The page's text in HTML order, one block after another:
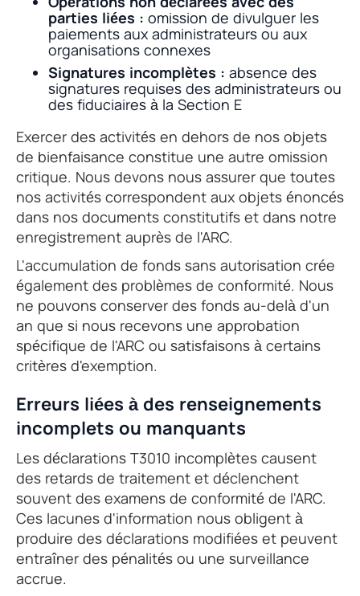
parties liées : omission de divulguer les
paiements aux administrateurs ou aux
organisations connexes
Signatures incomplètes : absence des
signatures requises des administrateurs ou
des fiduciaires à la Section E
Exercer des activités en dehors de nos objets
de bienfaisance constitue une autre omission
critique. Nous devons nous assurer que toutes
nos activités correspondent aux objets énoncés
dans nos documents constitutifs et dans notre
enregistrement auprès de l'ARC.
L'accumulation de fonds sans autorisation crée
également des problèmes de conformité. Nous
ne pouvons conserver des fonds au-delà d'un
an que si nous recevons une approbation
spécifique de l'ARC ou satisfaisons à certains
critères d'exemption.
Erreurs liées à des renseignements
incomplets ou manquants
Les déclarations T3010 incomplètes causent
des retards de traitement et déclenchent
souvent des examens de conformité de l'ARC.
Ces lacunes d'information nous obligent à
produire des déclarations modifiées et peuvent
entraîner des pénalités ou une surveillance
accrue.